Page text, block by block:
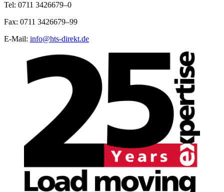
Tel: 0711 3426679–0
Fax: 0711 3426679–99
E-Mail: info@hts-direkt.de